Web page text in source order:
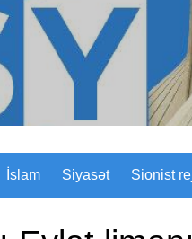
İslam Siyasət Sionist